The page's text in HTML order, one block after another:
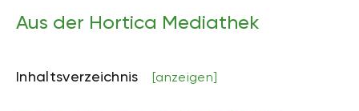
Aus der Hortica Mediathek
Inhaltsverzeichnis [anzeigen]